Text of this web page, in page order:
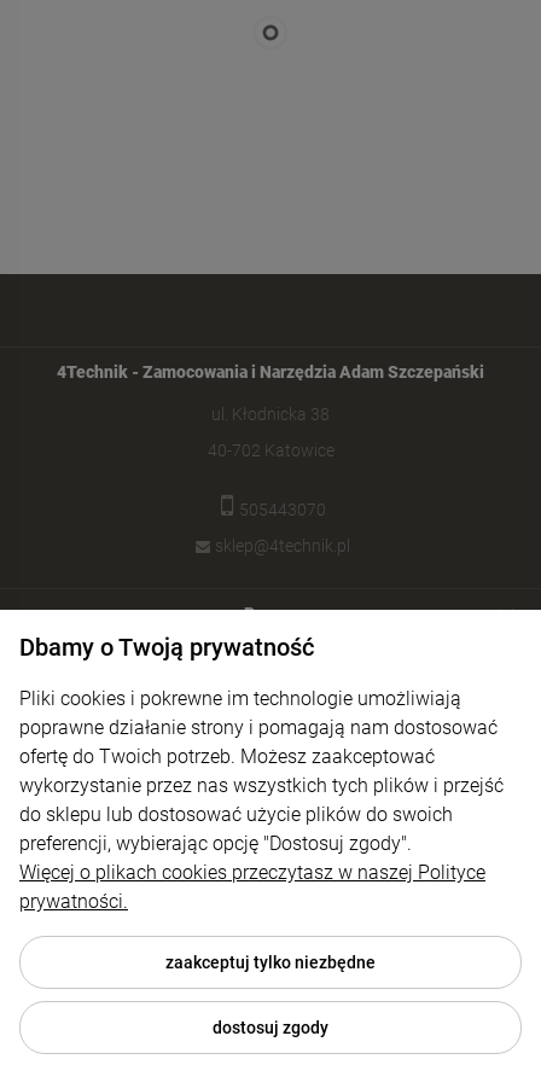
4Technik - Zamocowania i Narzędzia Adam Szczepański
ul. Kłodnicka 38
40-702 Katowice
505443070
sklep@4technik.pl
Pomoc
Płatności i dostawa
Informacje
O nas
Dbamy o Twoją prywatność
Pliki cookies i pokrewne im technologie umożliwiają
poprawne działanie strony i pomagają nam dostosować
ofertę do Twoich potrzeb. Możesz zaakceptować
wykorzystanie przez nas wszystkich tych plików i przejść
do sklepu lub dostosować użycie plików do swoich
preferencji, wybierając opcję "Dostosuj zgody".
Więcej o plikach cookies przeczytasz w naszej Polityce
prywatności.
zaakceptuj tylko niezbędne
dostosuj zgody